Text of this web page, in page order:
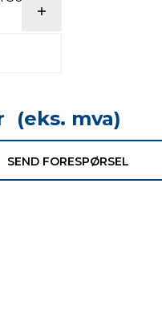
(eks. mva)
SEND FORESPØRSEL